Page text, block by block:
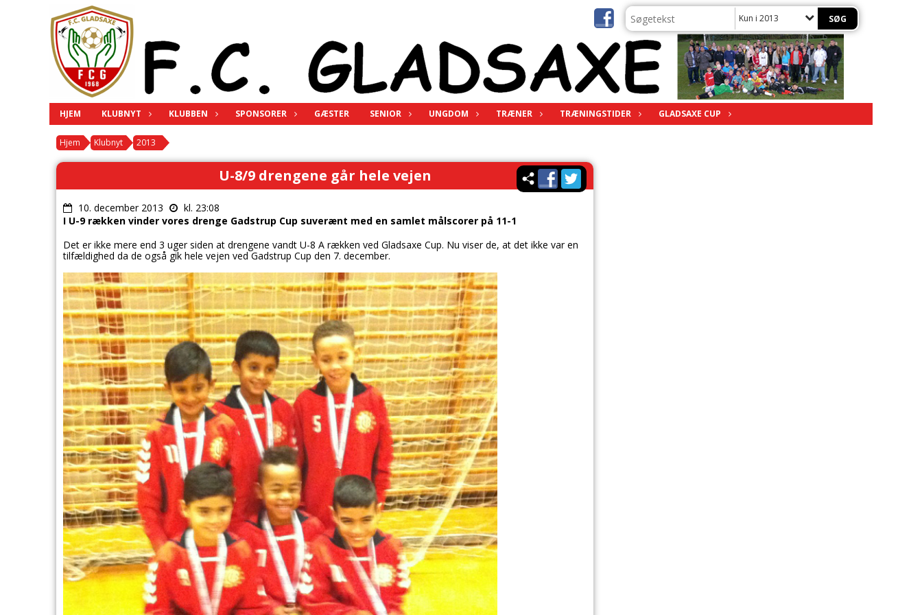
Kun i 2013
HJEM KLUBNYT KLUBBEN SPONSORER GÆSTER SENIOR UNGDOM TRÆNER TRÆNINGSTIDER GLADSAXE CUP
Hjem Klubnyt 2013
U-8/9 drengene går hele vejen
10. december 2013
kl. 23:08
I U-9 rækken vinder vores drenge Gadstrup Cup suverænt med en samlet målscorer på 11-1
Det er ikke mere end 3 uger siden at drengene vandt U-8 A rækken ved Gladsaxe Cup. Nu viser de, at det ikke var en
tilfældighed da de også gik hele vejen ved Gadstrup Cup den 7. december.